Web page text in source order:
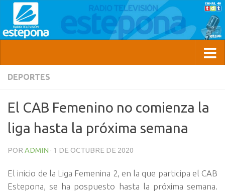
DEPORTES
El CAB Femenino no comienza la
liga hasta la próxima semana
POR ADMIN · 1 DE OCTUBRE DE 2020
El inicio de la Liga Femenina 2, en la que participa el CAB
Estepona, se ha pospuesto hasta la próxima semana.